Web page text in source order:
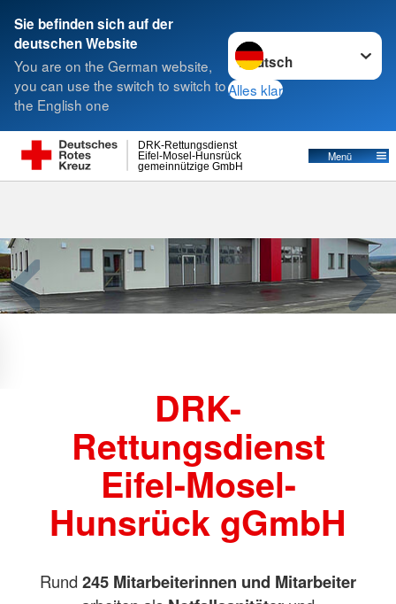
Sie befinden sich auf der
deutschen Website
You are on the German website,
you can use the switch to switch to
the English one
Sprache wechseln zu
Alles klar
gemeinnützige GmbH
Eifel-Mosel-Hunsrück
DRK-Rettungsdienst
Menü
Suche
DRK-
Rettungsdienst
Eifel-Mosel-
Hunsrück gGmbH
Rund 245 Mitarbeiterinnen und Mitarbeiter